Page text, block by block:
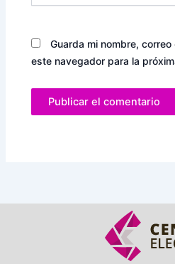
Guarda mi nombre,
este navegador para la